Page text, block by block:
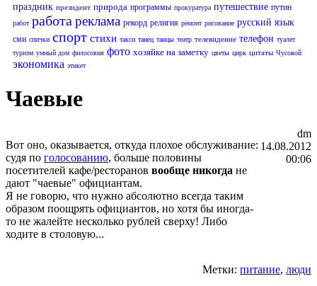
праздник президент природа программы прокуратура путешествие путин
работ работа реклама рекорд религия ремонт рисование русский язык
сми спички спорт стихи такси танец танцы театр телевидение телефон туалет
туризм умный дом филосовия фото хозяйке на заметку цветы цирк цитаты Чусовой
экономика этикет
Чаевые
Вот оно, оказывается, откуда плохое обслуживание:
судя по голосованию, больше половины
посетителей кафе/ресторанов вообще никогда не
дают "чаевые" официантам.
Я не говорю, что нужно абсолютно всегда таким
образом поощрять официантов, но хотя бы иногда-
то не жалейте несколько рублей сверху! Либо
ходите в столовую...
dm
14.08.2012
00:06
Метки: питание, люди